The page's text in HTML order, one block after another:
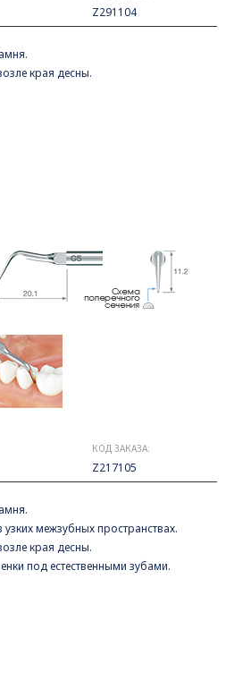
Z291104
края десны.
КОД ЗАКАЗА:
Z217105
межзубных пространствах.
края десны.
под естественными зубами.